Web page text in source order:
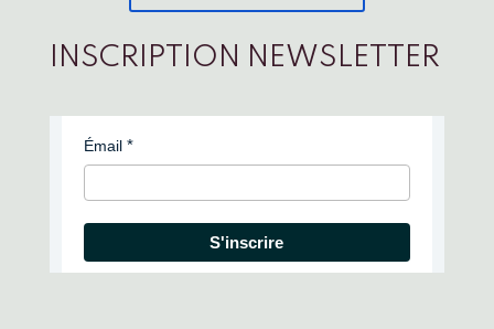
INSCRIPTION NEWSLETTER
Émail
S'inscrire